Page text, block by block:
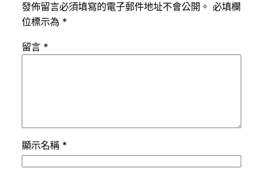
發佈留言必須填寫的電子郵件地址不會公開。 必填欄
位標示為 *
留言 *
顯示名稱 *